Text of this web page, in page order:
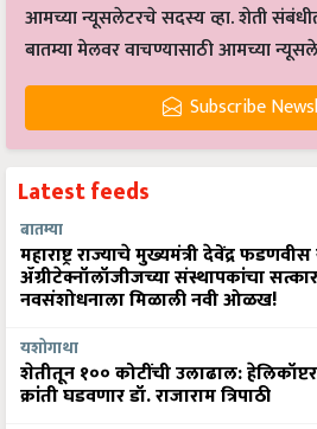
आमच्या न्यूसलेटरचे सदस्य व्हा. शेती
बातम्या मेलवर वाचण्यासाठी आमच्या
Subscribe
Latest feeds
बातम्या
महाराष्ट्र राज्याचे मुख्यमंत्री देवेंद्र फडणवीस
ॲग्रीटेक्नॉलॉजीजच्या संस्थापकांचा
नवसंशोधनाला मिळाली नवी ओळख!
यशोगाथा
शेतीतून १०० कोटींची उलाढाल:
क्रांती घडवणार डॉ. राजाराम त्रिपाठी